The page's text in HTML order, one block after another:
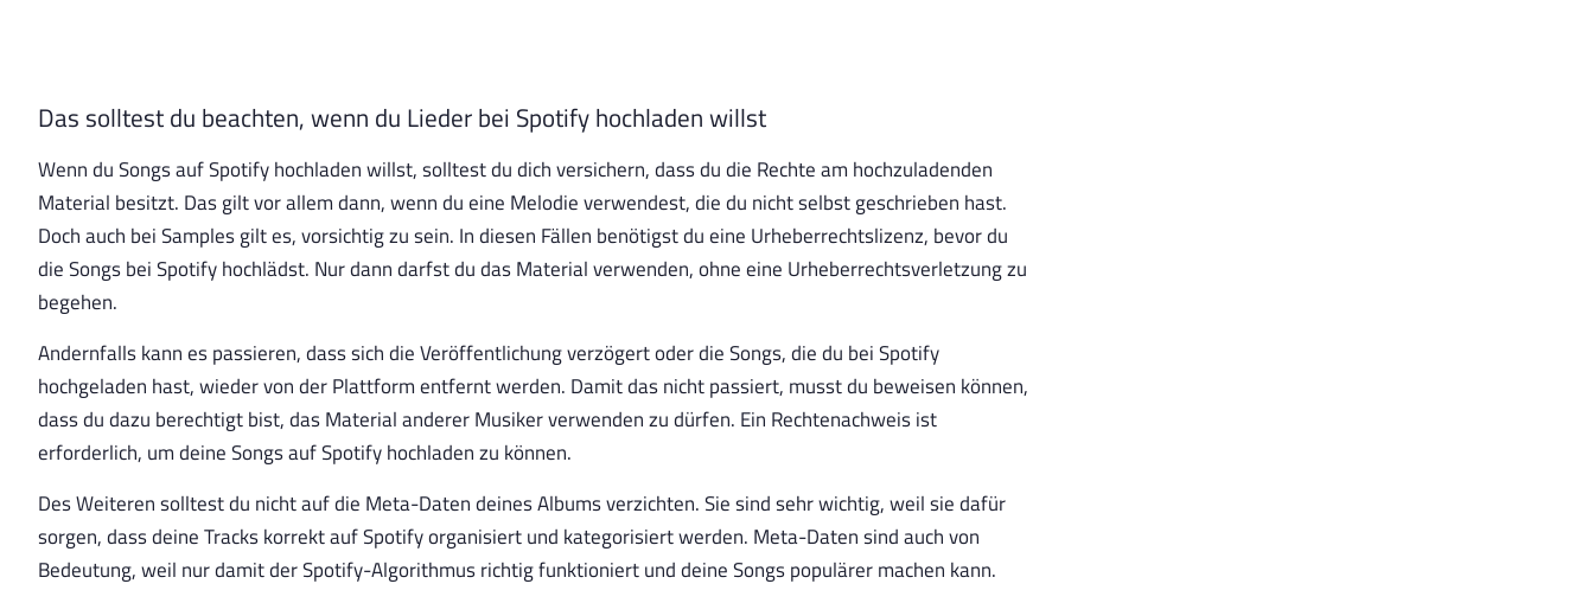
Das solltest du beachten, wenn du Lieder bei Spotify hochladen willst
Wenn du Songs auf Spotify hochladen willst, solltest du dich versichern, dass du die Rechte am hochzuladenden
Material besitzt. Das gilt vor allem dann, wenn du eine Melodie verwendest, die du nicht selbst geschrieben hast.
Doch auch bei Samples gilt es, vorsichtig zu sein. In diesen Fällen benötigst du eine Urheberrechtslizenz, bevor du
die Songs bei Spotify hochlädst. Nur dann darfst du das Material verwenden, ohne eine Urheberrechtsverletzung zu
begehen.
Andernfalls kann es passieren, dass sich die Veröffentlichung verzögert oder die Songs, die du bei Spotify
hochgeladen hast, wieder von der Plattform entfernt werden. Damit das nicht passiert, musst du beweisen können,
dass du dazu berechtigt bist, das Material anderer Musiker verwenden zu dürfen. Ein Rechtenachweis ist
erforderlich, um deine Songs auf Spotify hochladen zu können.
Des Weiteren solltest du nicht auf die Meta-Daten deines Albums verzichten. Sie sind sehr wichtig, weil sie dafür
sorgen, dass deine Tracks korrekt auf Spotify organisiert und kategorisiert werden. Meta-Daten sind auch von
Bedeutung, weil nur damit der Spotify-Algorithmus richtig funktioniert und deine Songs populärer machen kann.